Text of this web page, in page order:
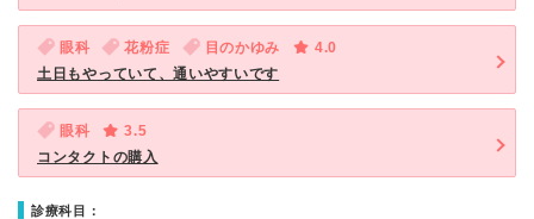
眼科 花粉症 目のかゆみ
4.0
土日もやっていて、通いやすいです
眼科
3.5
コンタクトの購入
診療科目：